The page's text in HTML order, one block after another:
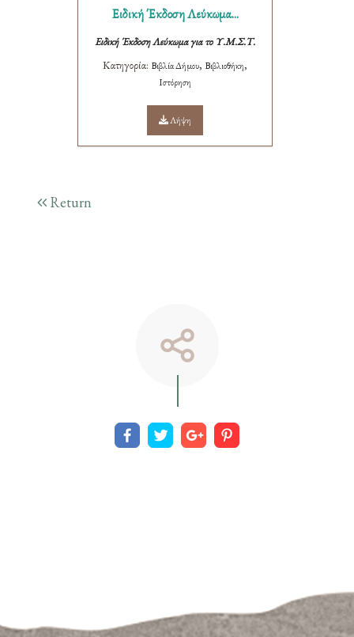
Ειδική Έκδοση Λεύκωμα...
Ειδική Έκδοση Λεύκωμα για το Υ.Μ.Σ.Τ.
Κατηγορία: Βιβλία Δήμου, Βιβλιοθήκη,
Ιστόρηση
Λήψη
Return